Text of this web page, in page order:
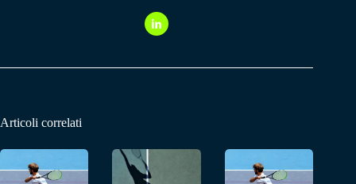
Articoli correlati